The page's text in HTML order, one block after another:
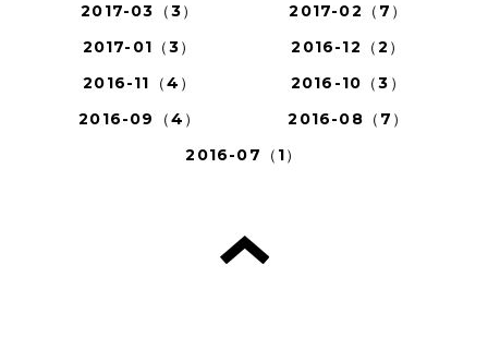
2017-03（3）
2017-02（7）
2017-01（3）
2016-12（2）
2016-11（4）
2016-10（3）
2016-09（4）
2016-08（7）
2016-07（1）